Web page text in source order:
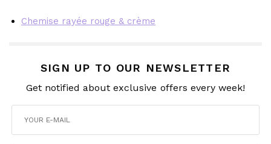
Chemise rayée rouge & crème
SIGN UP TO OUR NEWSLETTER
Get notified about exclusive offers every week!